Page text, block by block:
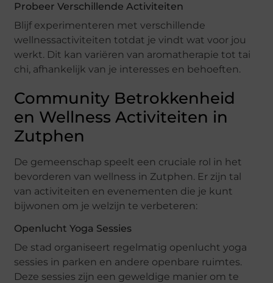
Probeer Verschillende Activiteiten
Blijf experimenteren met verschillende
wellnessactiviteiten totdat je vindt wat voor jou
werkt. Dit kan variëren van aromatherapie tot tai
chi, afhankelijk van je interesses en behoeften.
Community Betrokkenheid
en Wellness Activiteiten in
Zutphen
De gemeenschap speelt een cruciale rol in het
bevorderen van wellness in Zutphen. Er zijn tal
van activiteiten en evenementen die je kunt
bijwonen om je welzijn te verbeteren:
Openlucht Yoga Sessies
De stad organiseert regelmatig openlucht yoga
sessies in parken en andere openbare ruimtes.
Deze sessies zijn een geweldige manier om te